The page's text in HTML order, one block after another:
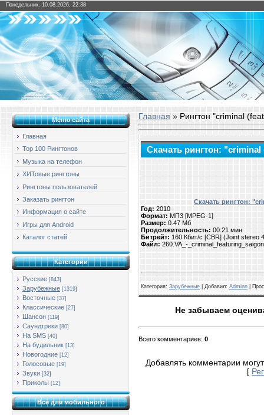
Понедельник, 10.08.2026, 22:38
Меню сайта
Главная
Top 100 Рингтонов
Музыка на телефон
ХИТовые рингтоны
Рингтоны пользователей
Заказать рингтон
Информация о сайте
Игры для Android
Каталог статей
Категории
Русские [843]
Зарубежные [1319]
Восточные [37]
Классические [27]
Шансон [119]
Саундтреки [80]
На SMS [40]
На будильник [13]
Новогодние [12]
Голосовые [19]
Звуки [32]
Приколы [12]
Всё для мобильного
Главная » Рингтон "criminal
Скачать рингтон:
Скачать рингтон:
Год: 2010
Формат: МП3 [MPEG-1]
Размер: 0.47 Мб
Продолжительность: 00:21 мин
Битрейт: 160 Кбит/с [CBR] (Joint stereo
Файл: 260.VA_-
Категория: Зарубежные | Добавил: Adminn
Не забываем
Всего комментариев: 0
Добавлять комментарии
[